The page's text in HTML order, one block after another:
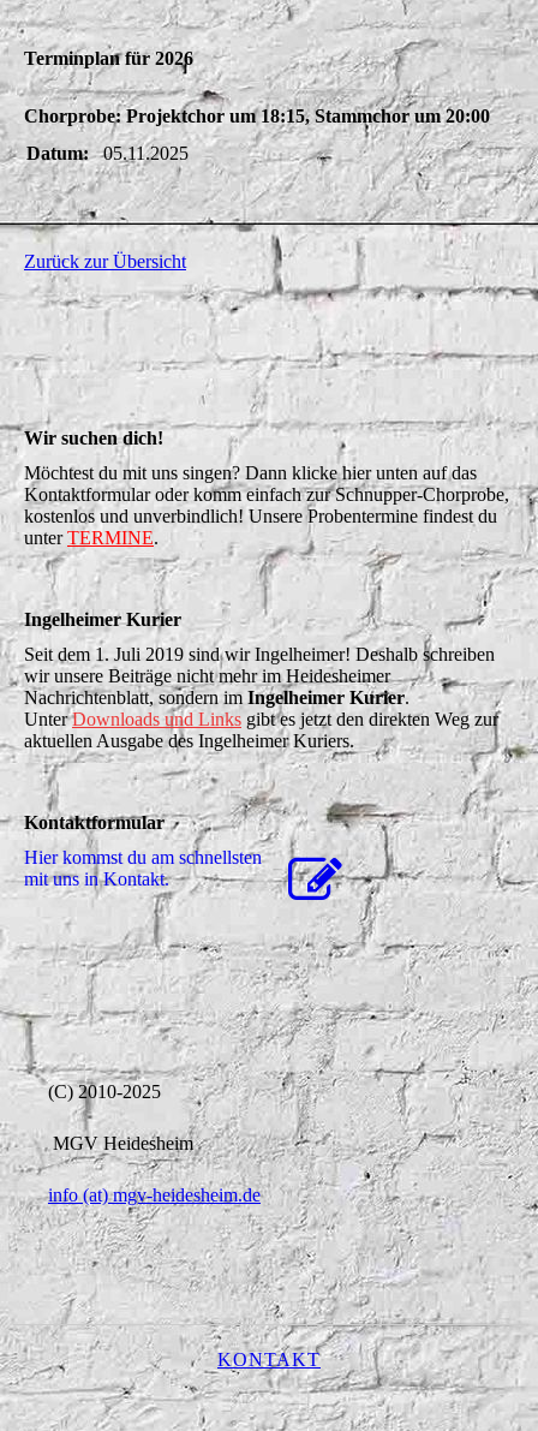
Terminplan für 2026
Chorprobe: Projektchor um 18:15, Stammchor um 20:00
Datum:
05.11.2025
Zurück zur Übersicht
Wir suchen dich!
Möchtest du mit uns singen? Dann klicke hier unten auf das
Kontaktformular oder komm einfach zur Schnupper-Chorprobe,
kostenlos und unverbindlich! Unsere Probentermine findest du
unterTERMINE.
Ingelheimer Kurier
Seit dem 1. Juli 2019 sind wir Ingelheimer! Deshalb schreiben
wir unsere Beiträge nicht mehr im Heidesheimer
Nachrichtenblatt, sondern im Ingelheimer Kurier.
Unter Downloads und Links gibt es jetzt den direkten Weg zur
aktuellen Ausgabe des Ingelheimer Kuriers.
Kontaktformular
Hier kommst du am schnellsten
mit uns in Kontakt.
(C) 2010-2025
MGV Heidesheim
info (at) mgv-heidesheim.de
KONTAKT